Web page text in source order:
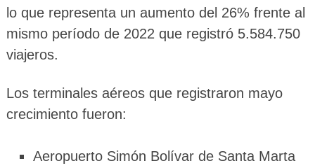
lo que representa un aumento del 26% frente al
mismo período de 2022 que registró 5.584.750
viajeros.
Los terminales aéreos que registraron mayo
crecimiento fueron:
Aeropuerto Simón Bolívar de Santa Marta